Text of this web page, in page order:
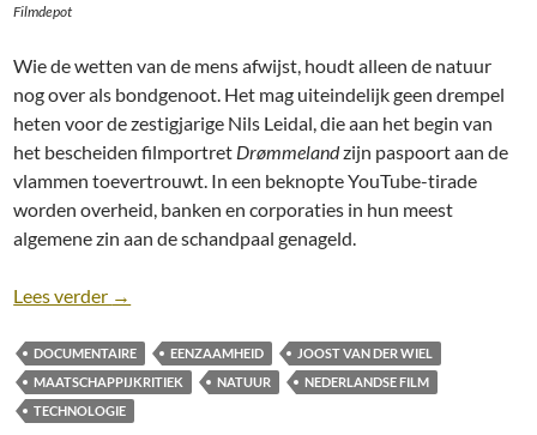
Filmdepot
Wie de wetten van de mens afwijst, houdt alleen de natuur
nog over als bondgenoot. Het mag uiteindelijk geen drempel
heten voor de zestigjarige Nils Leidal, die aan het begin van
het bescheiden filmportret Drømmelandzijn paspoort aan de
vlammen toevertrouwt. In een beknopte YouTube-tirade
worden overheid, banken en corporaties in hun meest
algemene zin aan de schandpaal genageld.
Lees verder Recensie: Drømmeland [Joost van der Wiel, 2019]
→
DOCUMENTAIRE EENZAAMHEID
JOOST VAN DER WIEL
MAATSCHAPPIJKRITIEK
NATUUR
NEDERLANDSE FILM
TECHNOLOGIE